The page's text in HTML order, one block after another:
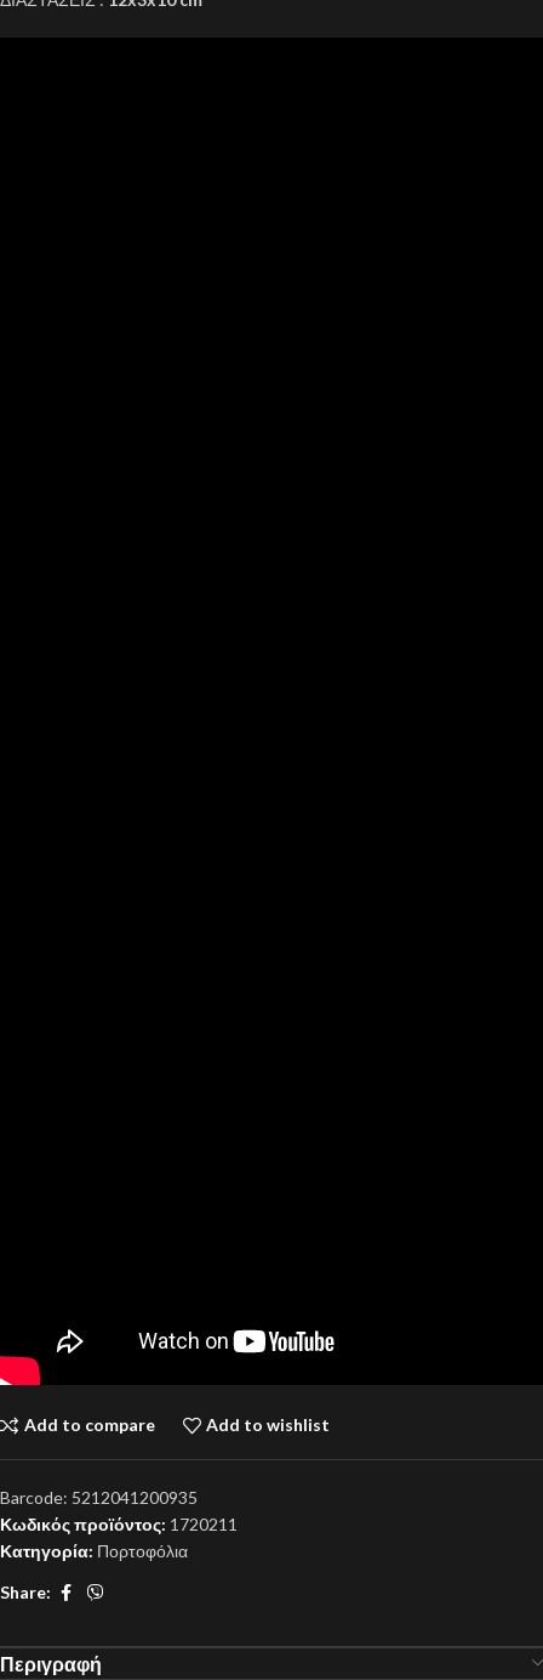
Add to compare Add to wishlist
Barcode: 5212041200935
Κωδικός προϊόντος: 1720211
Κατηγορία: Πορτοφόλια
Share:
Περιγραφή